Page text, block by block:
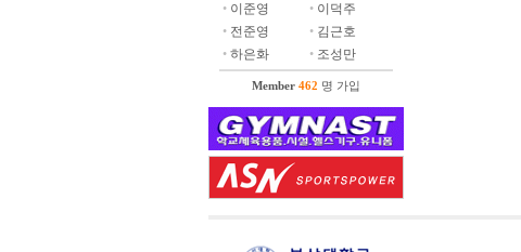
• 이준영 • 이덕주
• 전준영 • 김근호
• 하은화 • 조성만
Member 462 명 가입